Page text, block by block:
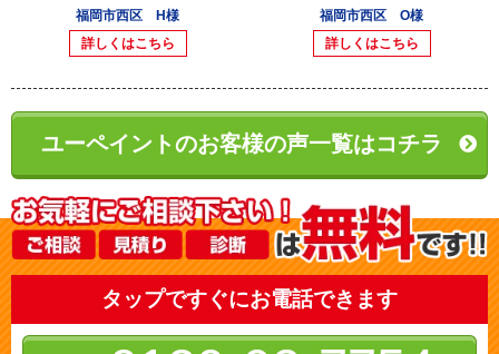
福岡市西区 H様
詳しくはこちら
福岡市西区 O様
詳しくはこちら
ユーペイントのお客様の声一覧はコチラ
タップですぐにお電話できます